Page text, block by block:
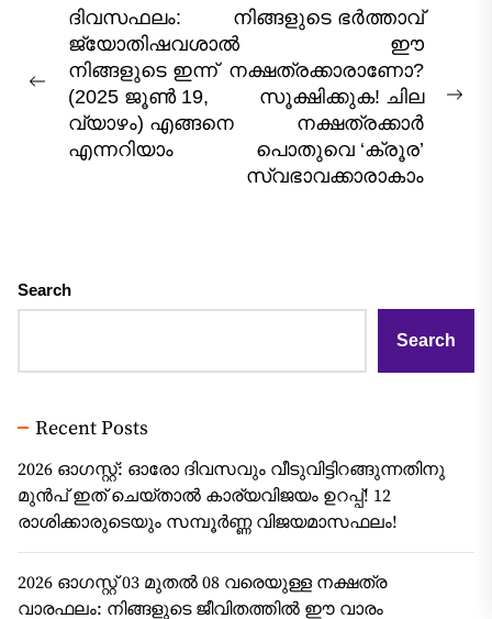
Post
navigation
Previous
post:
ദിവസഫലം:
ജ്യോതിഷവശാൽ
നിങ്ങളുടെ ഇന്ന്‌
(2025 ജൂൺ 19,
വ്യാഴം) എങ്ങനെ
എന്നറിയാം
നിങ്ങളുടെ ഭർത്താവ്
ഈ
നക്ഷത്രക്കാരാണോ?
സൂക്ഷിക്കുക! ചില
നക്ഷത്രക്കാർ
പൊതുവെ ‘ക്രൂര’
സ്വഭാവക്കാരാകാം
Search
Search
Recent Posts
2026 ഓഗസ്റ്റ്: ഓരോ ദിവസവും വീടുവിട്ടിറങ്ങുന്നതിനു
മുൻപ് ഇത് ചെയ്താൽ കാര്യവിജയം ഉറപ്പ്! 12
രാശിക്കാരുടെയും സമ്പൂർണ്ണ വിജയമാസഫലം!
2026 ഓഗസ്റ്റ് 03 മുതൽ 08 വരെയുള്ള നക്ഷത്ര
വാരഫലം: നിങ്ങളുടെ ജീവിതത്തിൽ ഈ വാരം